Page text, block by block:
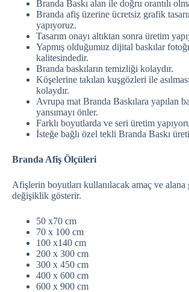
Branda Baskı alan ile doğru orantılı
Branda afiş üzerine ücretsiz grafik
yapıyoruz.
Tasarım onayı altıktan sonra üretim
Yapmış olduğumuz dijital baskılar
kalitesindedir.
Branda baskıların temizliği kolaydır.
Köşelerine takılan kuşgözleri ile asılması
kolaydır.
Avrupa mat Branda Baskılara yapılan
yansımayı önler.
Farklı boyutlarda ve seri üretim
İsteğe bağlı özel tekli Branda Baskı
Branda Afiş Ölçüleri
Afişlerin boyutları kullanılacak amaç ve alana
değişiklik gösterir.
50 x70 cm
70 x 100 cm
100 x140 cm
200 x 300 cm
300 x 450 cm
400 x 600 cm
600 x 900 cm